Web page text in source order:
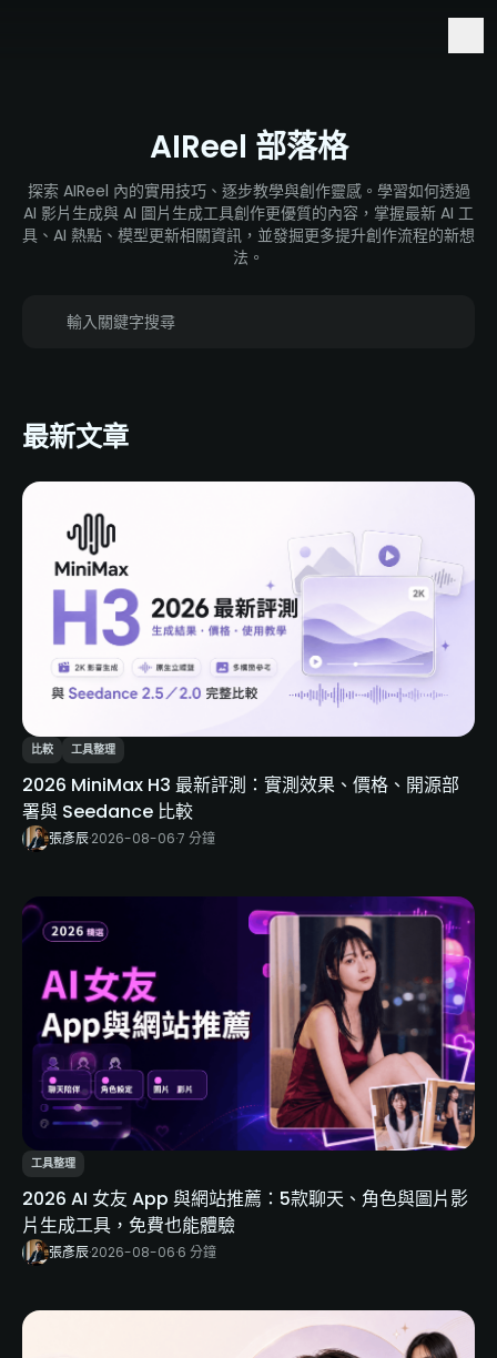
AIReel 部落格
探索 AIReel 內的實用技巧、逐步教學與創作靈感。學習如何透過
AI 影片生成與 AI 圖片生成工具創作更優質的內容，掌握最新 AI 工
具、AI 熱點、模型更新相關資訊，並發掘更多提升創作流程的新想
法。
最新文章
比較 工具整理
2026 MiniMax H3 最新評測：實測效果、價格、開源部
署與 Seedance 比較
張彥辰·2026-08-06·7 分鐘
工具整理
2026 AI 女友 App 與網站推薦：5款聊天、角色與圖片影
片生成工具，免費也能體驗
張彥辰·2026-08-06·6 分鐘